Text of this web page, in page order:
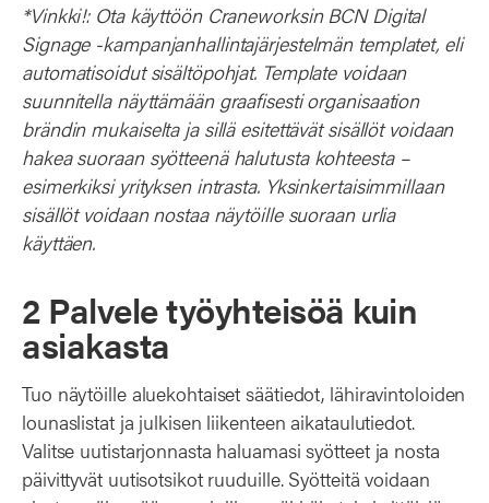
*Vinkki!: Ota käyttöön Craneworksin BCN Digital
Signage -kampanjanhallintajärjestelmän templatet, eli
automatisoidut sisältöpohjat. Template voidaan
suunnitella näyttämään graafisesti organisaation
brändin mukaiselta ja sillä esitettävät sisällöt voidaan
hakea suoraan syötteenä halutusta kohteesta –
esimerkiksi yrityksen intrasta. Yksinkertaisimmillaan
sisällöt voidaan nostaa näytöille suoraan urlia
käyttäen.
2 Palvele työyhteisöä kuin
asiakasta
Tuo näytöille aluekohtaiset säätiedot, lähiravintoloiden
lounaslistat ja julkisen liikenteen aikataulutiedot.
Valitse uutistarjonnasta haluamasi syötteet ja nosta
päivittyvät uutisotsikot ruuduille. Syötteitä voidaan